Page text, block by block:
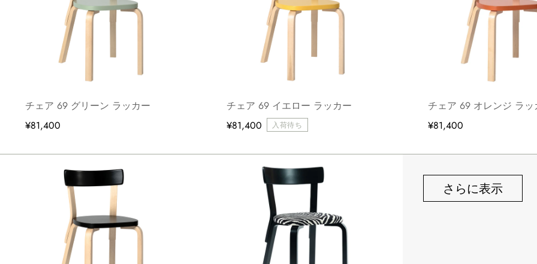
チェア 69 グリーン ラッカー
¥81,400
チェア 69 イエロー ラッカー
¥81,400
入荷待ち
チェア 69 オレンジ ラッ
¥81,400
さらに表示